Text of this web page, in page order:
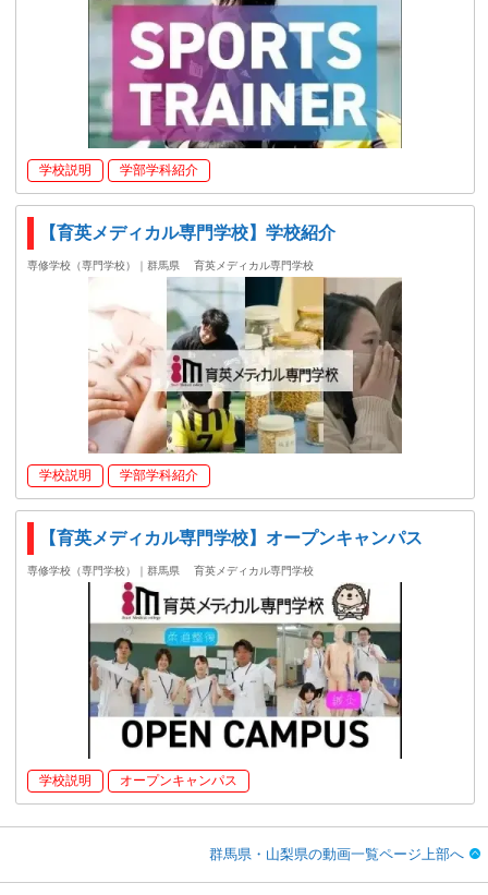
学校説明 学部学科紹介
【育英メディカル専門学校】学校紹介
専修学校（専門学校）｜群馬県 育英メディカル専門学校
学校説明 学部学科紹介
【育英メディカル専門学校】オープンキャンパス
専修学校（専門学校）｜群馬県 育英メディカル専門学校
学校説明 オープンキャンパス
群馬県・山梨県の動画一覧ページ上部へ